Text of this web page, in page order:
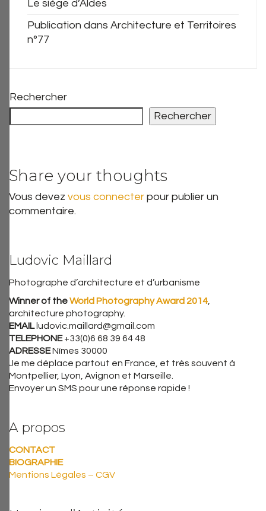
Le siège d’Aldes
Publication dans Architecture et Territoires
n°77
Rechercher
Rechercher
Share your thoughts
Vous devez vous connecter pour publier un
commentaire.
Ludovic Maillard
Photographe d’architecture et d’urbanisme
Winner of theWorld Photography Award 2014
architecture photography.
EMAIL ludovic.maillard@gmail.com
TELEPHONE+33(0)6 68 39 64 48
ADRESSENîmes 30000
Je me déplace partout en France, et très souvent à
Montpellier, Lyon, Avignon et Marseille.
Envoyer un SMS pour une réponse rapide !
A propos
CONTACT
BIOGRAPHIE
Mentions Légales – CGV